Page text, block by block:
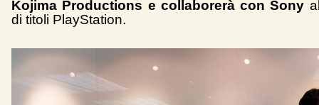
Kojima Productions e collaborerà con Sony
di titoli PlayStation.